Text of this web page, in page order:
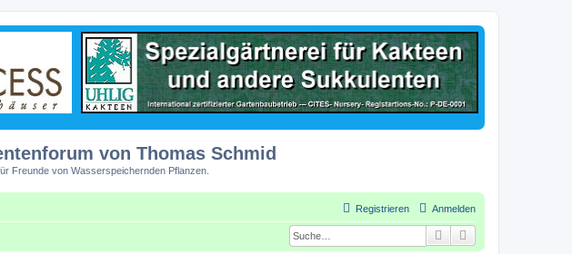
von Thomas Schmid
Freunde von Wasserspeichernden Pflanzen.
Anmelden
Registrieren
Suche